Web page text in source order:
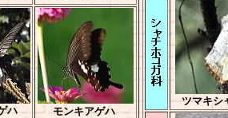
ハ モンキアゲハ
ツマキシ